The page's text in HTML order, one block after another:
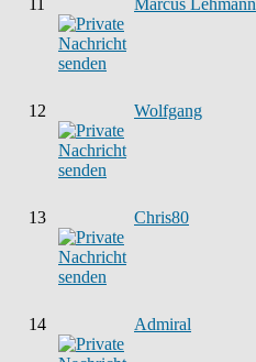
11 Marcus Lehmann
12 Wolfgang
13 Chris80
14 Admiral